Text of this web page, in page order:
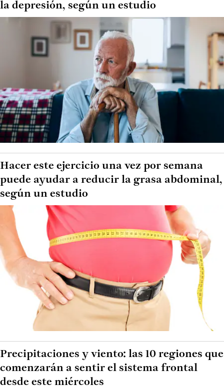
la depresión, según un estudio
Hacer este ejercicio una vez por semana
puede ayudar a reducir la grasa abdominal,
según un estudio
Precipitaciones y viento: las 10 regiones que
comenzarán a sentir el sistema frontal
desde este miércoles